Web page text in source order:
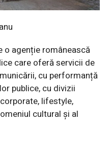
o agenție românească
care oferă servicii de
cu performanță
publice, cu divizii
lifestyle,
cultural și al